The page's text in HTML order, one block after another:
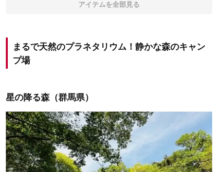
アイテムを全部見る
まるで天然のプラネタリウム！静かな森のキャン
プ場
星の降る森（群馬県）